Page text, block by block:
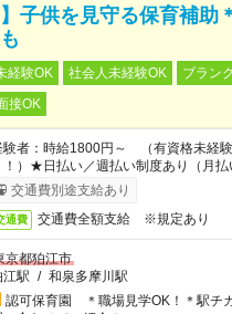
】子供を見守る保育補助
経験OK 社会人未経験OK
ブラン
接OK
験者：時給1800円～ （有資格未経
！）★日払い／週払い制度あり（月
時は手続き完了次第のお支払いとな
は100円アップ！
交通費別途支給あり
通費 交通費全額支給 ※規定あり
京都狛江市
江駅 / 和泉多摩川駅
認可保育園 ＊職場見学OK！＊駅チ